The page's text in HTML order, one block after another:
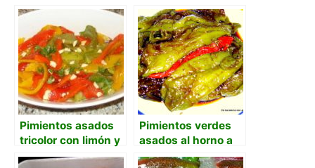
y cebolla
Pimientos asados
tricolor con limón y
ajo
Pimientos verdes
asados al horno a
las finas hierbas